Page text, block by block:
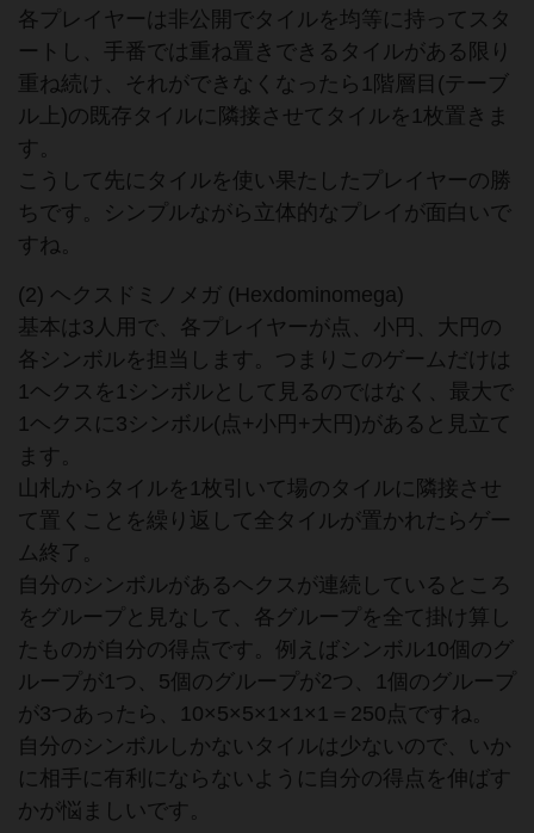
各プレイヤーは非公開でタイルを均等に持ってスタ
ートし、手番では重ね置きできるタイルがある限り
重ね続け、それができなくなったら1階層目(テーブ
ル上)の既存タイルに隣接させてタイルを1枚置きま
す。
こうして先にタイルを使い果たしたプレイヤーの勝
ちです。シンプルながら立体的なプレイが面白いで
すね。
(2) ヘクスドミノメガ (Hexdominomega)
基本は3人用で、各プレイヤーが点、小円、大円の
各シンボルを担当します。つまりこのゲームだけは
1ヘクスを1シンボルとして見るのではなく、最大で
1ヘクスに3シンボル(点+小円+大円)があると見立て
ます。
山札からタイルを1枚引いて場のタイルに隣接させ
て置くことを繰り返して全タイルが置かれたらゲー
ム終了。
自分のシンボルがあるヘクスが連続しているところ
をグループと見なして、各グループを全て掛け算し
たものが自分の得点です。例えばシンボル10個のグ
ループが1つ、5個のグループが2つ、1個のグループ
が3つあったら、10×5×5×1×1×1＝250点ですね。
自分のシンボルしかないタイルは少ないので、いか
に相手に有利にならないように自分の得点を伸ばす
かが悩ましいです。